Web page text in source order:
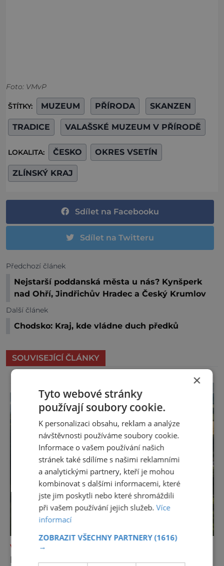
Foto: VMvP
ŠTÍTKY: MUZEUM PŘÍRODA SKANZEN
TRADICE VALAŠSKÉ MUZEUM V PŘÍRODĚ
LOKALITA: ČESKO OKRES VSETÍN
ZLÍNSKÝ KRAJ
Sdílet na Facebooku
Sdílet na Twitteru
Předchozí článek
Nejstarší poddanská města u nás? Kynšperk
nad Ohří, Jindřichův Hradec a Český Krumlov
Další článek
Chodsko: Kraj, kde vládne duch předků
SOUVISEJÍCÍ ČLÁNKY
VÝLETY ZA POZNÁNÍM
POZNEJTE ÚDOLÍ DESNÉ: OD
×
Tyto webové stránky
používají soubory cookie.
K personalizaci obsahu, reklam a analýze
návštěvnosti používáme soubory cookie.
Informace o vašem používání našich
stránek také sdílíme s našimi reklamními
a analytickými partnery, kteří je mohou
kombinovat s dalšími informacemi, které
jste jim poskytli nebo které shromáždili
při vašem používání jejich služeb.Více
informací
ZOBRAZIT VŠECHNY PARTNERY(1616)
→